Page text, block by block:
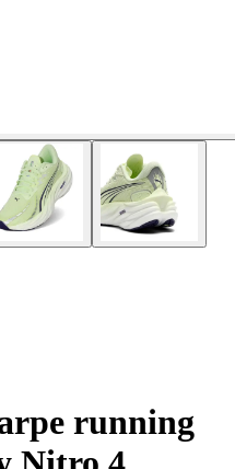
running